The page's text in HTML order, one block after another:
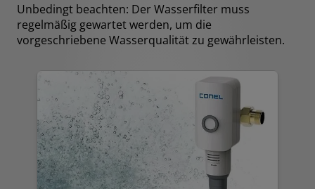
Unbedingt beachten: Der Wasserfilter muss
regelmäßig gewartet werden, um die
vorgeschriebene Wasserqualität zu gewährleisten.